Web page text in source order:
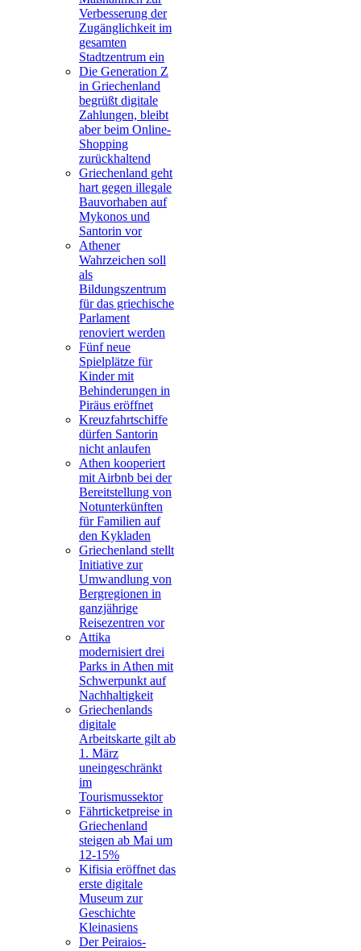
Verbesserung der
Zugänglichkeit im
gesamten
Stadtzentrum ein
Die Generation Z
in Griechenland
begrüßt digitale
Zahlungen, bleibt
aber beim Online-
Shopping
zurückhaltend
Griechenland geht
hart gegen illegale
Bauvorhaben auf
Mykonos und
Santorin vor
Athener
Wahrzeichen soll
als
Bildungszentrum
für das griechische
Parlament
renoviert werden
Fünf neue
Spielplätze für
Kinder mit
Behinderungen in
Piräus eröffnet
Kreuzfahrtschiffe
dürfen Santorin
nicht anlaufen
Athen kooperiert
mit Airbnb bei der
Bereitstellung von
Notunterkünften
für Familien auf
den Kykladen
Griechenland stellt
Initiative zur
Umwandlung von
Bergregionen in
ganzjährige
Reisezentren vor
Attika
modernisiert drei
Parks in Athen mit
Schwerpunkt auf
Nachhaltigkeit
Griechenlands
digitale
Arbeitskarte gilt ab
1. März
uneingeschränkt
im
Tourismussektor
Fährticketpreise in
Griechenland
steigen ab Mai um
12-15%
Kifisia eröffnet das
erste digitale
Museum zur
Geschichte
Kleinasiens
Der Peiraios-